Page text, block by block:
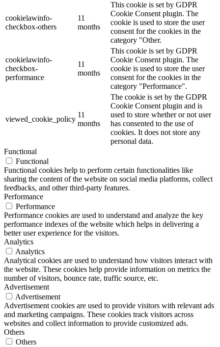
cookielawinfo-
checkbox-others
11
months
This cookie is set by GDPR
Cookie Consent plugin. The
cookie is used to store the user
consent for the cookies in the
category "Other.
cookielawinfo-
checkbox-
performance
11
months
This cookie is set by GDPR
Cookie Consent plugin. The
cookie is used to store the user
consent for the cookies in the
category "Performance".
viewed_cookie_policy
11
months
The cookie is set by the GDPR
Cookie Consent plugin and is
used to store whether or not user
has consented to the use of
cookies. It does not store any
personal data.
Functional
Functional
Functional cookies help to perform certain functionalities like
sharing the content of the website on social media platforms, collect
feedbacks, and other third-party features.
Performance
Performance
Performance cookies are used to understand and analyze the key
performance indexes of the website which helps in delivering a
better user experience for the visitors.
Analytics
Analytics
Analytical cookies are used to understand how visitors interact with
the website. These cookies help provide information on metrics the
number of visitors, bounce rate, traffic source, etc.
Advertisement
Advertisement
Advertisement cookies are used to provide visitors with relevant ads
and marketing campaigns. These cookies track visitors across
websites and collect information to provide customized ads.
Others
Others